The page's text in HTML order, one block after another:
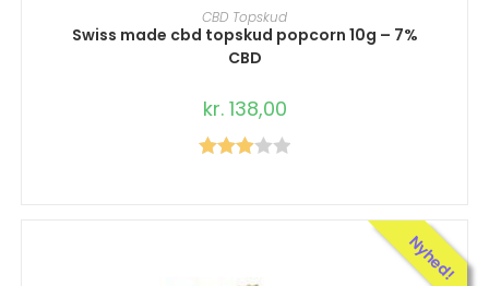
TILFØJ TIL KURV
CBD Topskud
Swiss made cbd topskud popcorn 10g – 7%
CBD
kr.138,00
Nyhed!